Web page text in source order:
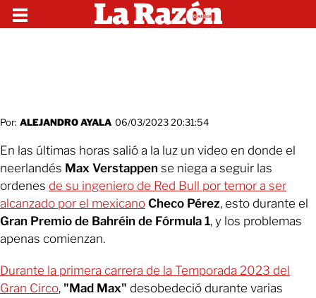
Por: ALEJANDRO AYALA 06/03/2023 20:31:54
En las últimas horas salió a la luz un video en donde el
neerlandés Max Verstappen se niega a seguir las
ordenes de su ingeniero de Red Bull por temor a ser
alcanzado por el mexicano Checo Pérez, esto durante el
Gran Premio de Bahréin de Fórmula 1, y los problemas
apenas comienzan.
Durante la primera carrera de la Temporada 2023 del
Gran Circo, "Mad Max" desobedeció durante varias